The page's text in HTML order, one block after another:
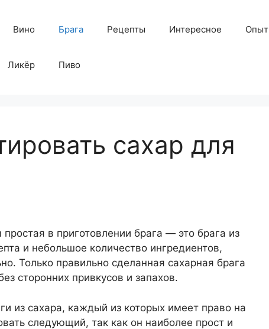
Вино Брага Рецепты Интересное
Ликёр Пиво
сахар для
в приготовлении брага — это брага из
и небольшое количество ингредиентов,
Только правильно сделанная сахарная брага
сторонних привкусов и запахов.
из сахара, каждый из которых имеет право на
следующий, так как он наиболее прост и